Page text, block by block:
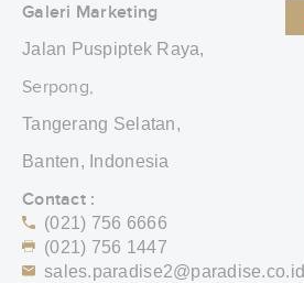
Galeri Marketing
Jalan Puspiptek Raya,
Serpong,
Tangerang Selatan,
Banten, Indonesia
Contact :
(021) 756 6666
(021) 756 1447
sales.paradise2@paradise.co.id